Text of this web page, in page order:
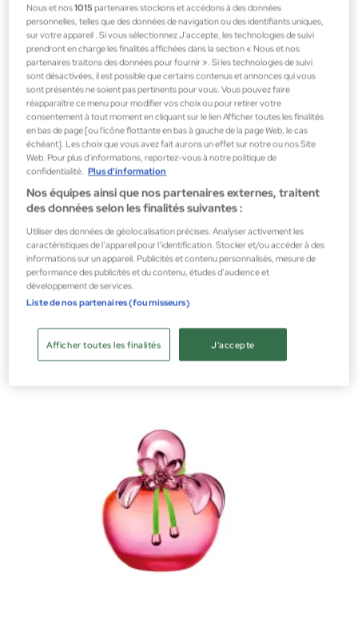
Nina Ricci
NINA DÉODORANT SPRAY 150ML
Déodorant femme
22,38 €
Nous et nos1015 partenaires stockons et accédons à des données
personnelles, telles que des données de navigation ou des identifiants uniques,
sur votre appareil . Si vous sélectionnez J'accepte, les technologies de suivi
prendront en charge les finalités affichées dans la section « Nous et nos
partenaires traitons des données pour fournir ». Si les technologies de suivi
sont désactivées, il est possible que certains contenus et annonces qui vous
sont présentés ne soient pas pertinents pour vous. Vous pouvez faire
réapparaître ce menu pour modifier vos choix ou pour retirer votre
consentement à tout moment en cliquant sur le lien Afficher toutes les finalités
en bas de page [ou l'icône flottante en bas à gauche de la page Web, le cas
échéant]. Les choix que vous avez fait aurons un effet sur notre ou nos Site
Web. Pour plus d’informations, reportez-vous à notre politique de
confidentialité. Plus d'information
Nos équipes ainsi que nos partenaires externes, traitent
des données selon les finalités suivantes :
Utiliser des données de géolocalisation précises. Analyser activement les
caractéristiques de l’appareil pour l’identification. Stocker et/ou accéder à des
informations sur un appareil. Publicités et contenu personnalisés, mesure de
performance des publicités et du contenu, études d’audience et
développement de services.
Liste de nos partenaires (fournisseurs)
J'accepte
Afficher toutes les finalités